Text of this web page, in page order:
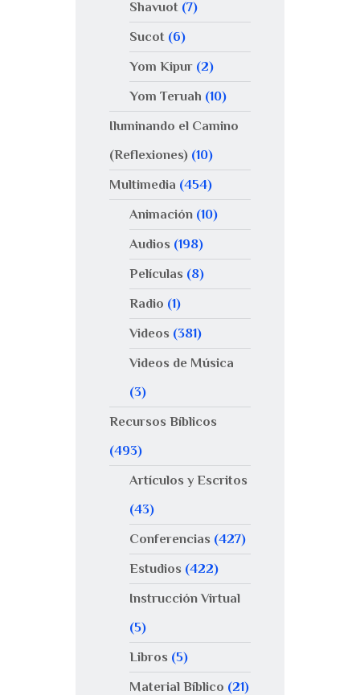
Shavuot(7)
Sucot(6)
Yom Kipur(2)
Yom Teruah (10)
Iluminando el Camino
(Reflexiones) (10)
Multimedia (454)
Animación(10)
Audios (198)
Películas (8)
Radio (1)
Videos (381)
Videos de Música
(3)
Recursos Bíblicos
(493)
Artículos y Escritos
(43)
Conferencias (427)
Estudios (422)
Instrucción Virtual
(5)
Libros (5)
Material Bíblico (21)